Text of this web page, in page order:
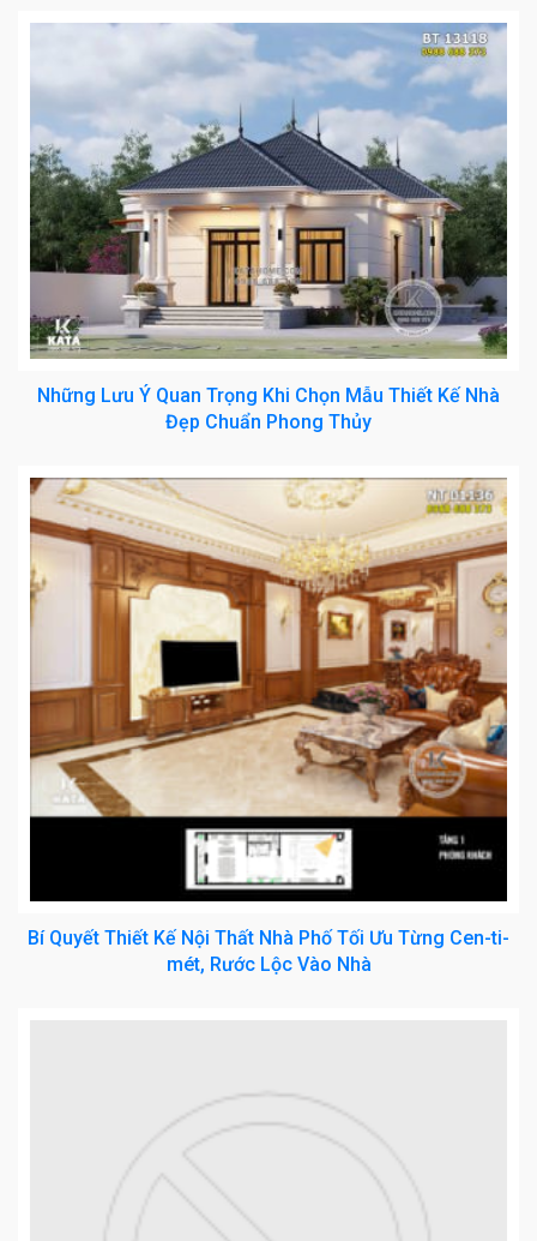
Những Lưu Ý Quan Trọng Khi Chọn Mẫu Thiết Kế Nhà
Đẹp Chuẩn Phong Thủy
Bí Quyết Thiết Kế Nội Thất Nhà Phố Tối Ưu Từng Cen-ti-
mét, Rước Lộc Vào Nhà